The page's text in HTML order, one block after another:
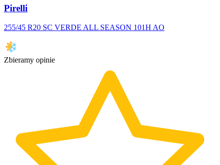
Pirelli
255/45 R20 SC VERDE ALL SEASON 101H AO
Zbieramy opinie